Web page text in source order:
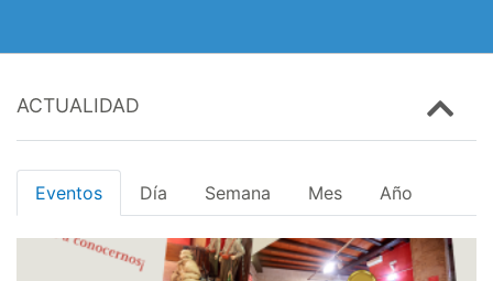
ACTUALIDAD
Eventos Día Semana Mes Año